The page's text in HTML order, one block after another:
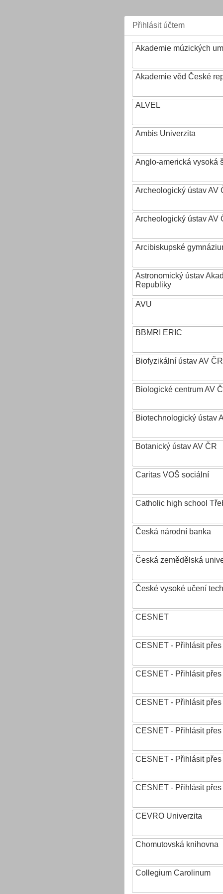
Přihlásit účtem
Akademie múzických
Akademie věd České
ALVEL
Ambis Univerzita
Anglo-americká vysoká
Archeologický ústav AV
Archeologický ústav AV
Arcibiskupské
Astronomický ústav
Republiky
AVU
BBMRI ERIC
Biofyzikální ústav AV ČR
Biologické centrum AV
Biotechnologický ústav
Botanický ústav AV ČR
Caritas VOŠ sociální
Catholic high school
Česká národní banka
Česká zemědělská
České vysoké učení
CESNET
CESNET - Přihlásit přes
CESNET - Přihlásit
CESNET - Přihlásit
CESNET - Přihlásit
CESNET - Přihlásit přes
CESNET - Přihlásit
CEVRO Univerzita
Chomutovská knihovna
Collegium Carolinum